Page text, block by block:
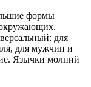
формы
для
для мужчин и
Язычки молний